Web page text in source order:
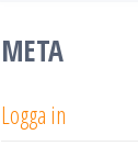
META
Logga in